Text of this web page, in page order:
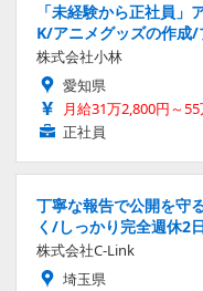
「未経験から正社員
K/アニメグッズの作成/
株式会社小林
愛知県
月給31万2,800円～
正社員
丁寧な報告で公開を守
く/しっかり完全週休2
株式会社C-Link
埼玉県